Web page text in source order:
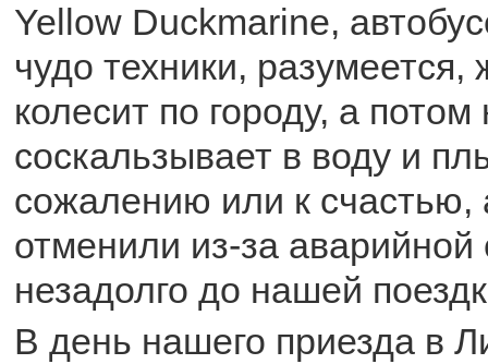
Yellow Duckmarine,
чудо техники, разумеется,
колесит по городу, а
соскальзывает в воду и
сожалению или к счастью,
отменили из-за аварийной
незадолго до нашей
В день нашего приезда в